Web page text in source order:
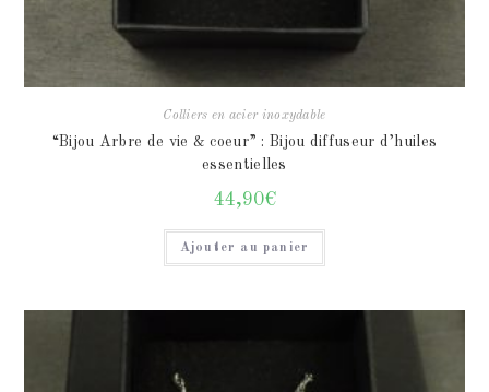
Colliers en acier inoxydable
“Bijou Arbre de vie & coeur” : Bijou diffuseur d’huiles
essentielles
44,90€
Ajouter au panier